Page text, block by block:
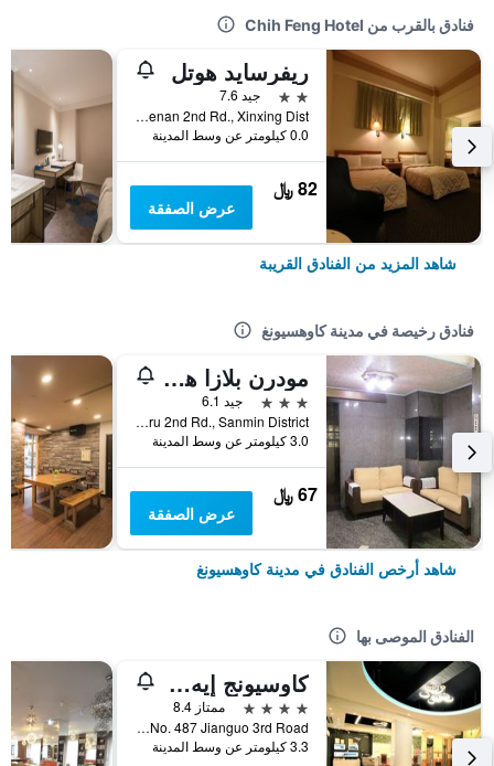
فنادق بالقرب من Chih Feng Hotel
ريفرسايد هوتل
2 نجمتين
جيد 7.6
No.12, Henan 2nd Rd., Xinxing Dist., مدينة كاوهسيونغ, تايوان
0.0 كيلومتر عن وسط المدينة
82 ﷼
عرض الصفقة
شاهد المزيد من الفنادق القريبة
فنادق رخيصة في مدينة كاوهسيونغ
مودرن بلازا هوتل
3 نجوم
جيد 6.1
No.332, Jiuru 2nd Rd., Sanmin District, مدينة كاوهسيونغ, تايوان
3.0 كيلومتر عن وسط المدينة
67 ﷼
عرض الصفقة
شاهد أرخص الفنادق في مدينة كاوهسيونغ
الفنادق الموصى بها
كاوسيونج إيه هوتل
4 نجوم
ممتاز 8.4
No. 487 Jianguo 3rd Road, مدينة كاوهسيونغ, تايوان
3.3 كيلومتر عن وسط المدينة